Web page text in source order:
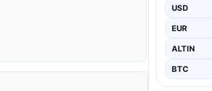
ulaştırdı
USD
EUR
ALTIN
BTC